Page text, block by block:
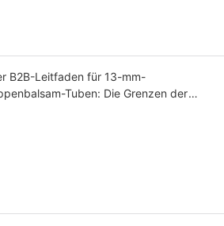
B2B-Leitfaden für 13-mm-
Tuben: Die Grenzen der